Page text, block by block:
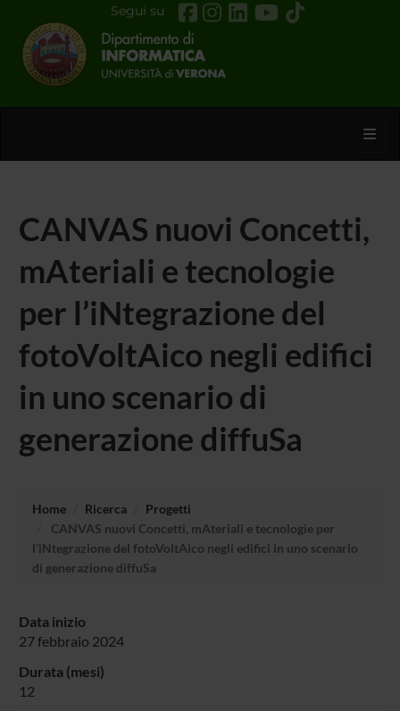
Segui su
CANVAS nuovi Concetti,
mAteriali e tecnologie
per l’iNtegrazione del
fotoVoltAico negli edifici
in uno scenario di
generazione diffuSa
Home Ricerca
Progetti
CANVAS nuovi Concetti, mAteriali e tecnologie per
l’iNtegrazione del fotoVoltAico negli edifici in uno scenario
di generazione diffuSa
Data inizio
27 febbraio 2024
Durata (mesi)
12